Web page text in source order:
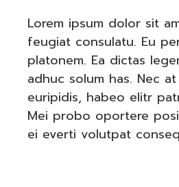
Lorem ipsum dolor sit
feugiat consulatu. Eu
platonem. Ea dictas
adhuc solum has. Nec
euripidis, habeo elitr
Mei probo oportere
ei everti volutpat